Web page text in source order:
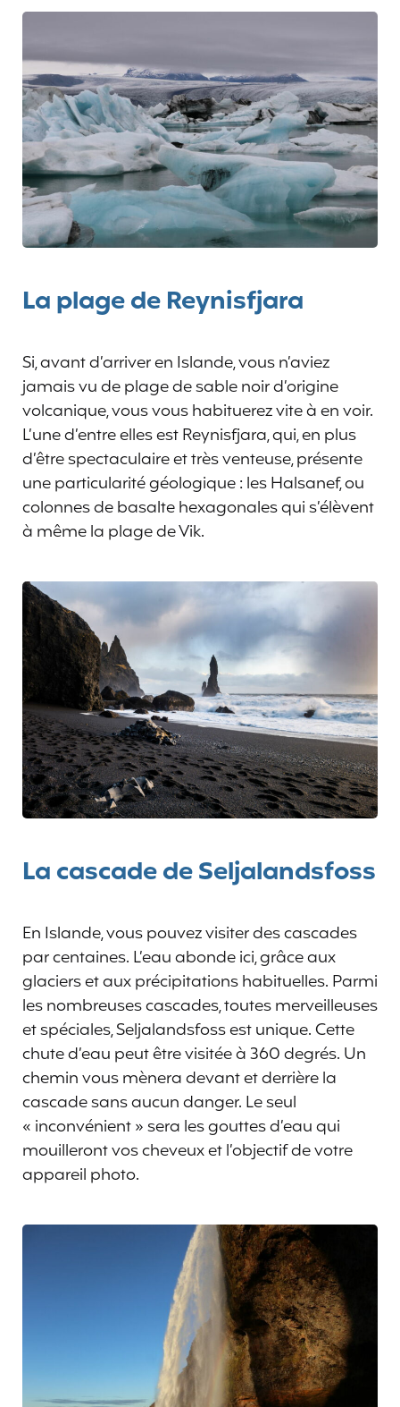
La plage de Reynisfjara
Si, avant d’arriver en Islande, vous n’aviez
jamais vu de plage de sable noir d’origine
volcanique, vous vous habituerez vite à en voir.
L’une d’entre elles est Reynisfjara, qui, en plus
d’être spectaculaire et très venteuse, présente
une particularité géologique : les Halsanef, ou
colonnes de basalte hexagonales qui s’élèvent
à même la plage de Vik.
La cascade de Seljalandsfoss
En Islande, vous pouvez visiter des cascades
par centaines. L’eau abonde ici, grâce aux
glaciers et aux précipitations habituelles. Parmi
les nombreuses cascades, toutes merveilleuses
et spéciales, Seljalandsfoss est unique. Cette
chute d’eau peut être visitée à 360 degrés. Un
chemin vous mènera devant et derrière la
cascade sans aucun danger. Le seul
« inconvénient » sera les gouttes d’eau qui
mouilleront vos cheveux et l’objectif de votre
appareil photo.